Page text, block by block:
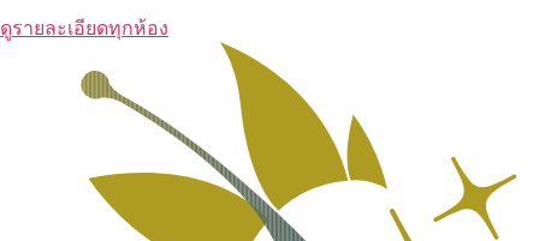
ดูรายละเอียดทุกห้อง